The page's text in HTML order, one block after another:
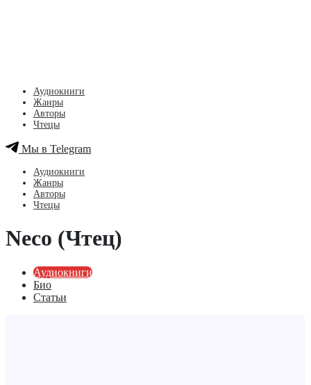
Аудиокниги
Жанры
Авторы
Чтецы
Мы в Telegram
Аудиокниги
Жанры
Авторы
Чтецы
Neco (Чтец)
Аудиокниги
Био
Статьи